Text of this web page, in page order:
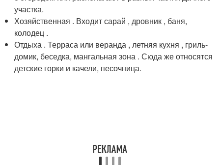
участка.
Хозяйственная . Входит сарай , дровник , баня,
колодец .
Отдыха . Терраса или веранда , летняя кухня , гриль-
домик, беседка, мангальная зона . Сюда же относятся
детские горки и качели, песочница.